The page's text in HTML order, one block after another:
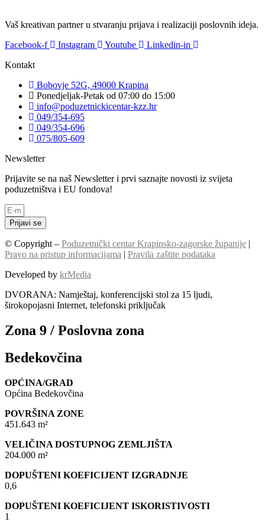
Vaš kreativan partner u stvaranju prijava i realizaciji poslovnih ideja.
Facebook-f
Instagram Youtube
Linkedin-in
Kontakt
Bobovje 52G, 49000 Krapina
Ponedjeljak-Petak od 07:00 do 15:00
info@poduzetnickicentar-kzz.hr
049/354-695
049/354-696
075/805-609
Newsletter
Prijavite se na naš Newsletter i prvi saznajte novosti iz svijeta
poduzetništva i EU fondova!
Prijavi se
© Copyright – Poduzetnički centar Krapinsko-zagorske županije |
Pravo na pristup informacijama | Pravila zaštite podataka
Developed by krMedia
DVORANA: Namještaj, konferencijski stol za 15 ljudi,
širokopojasni Internet, telefonski priključak
Zona 9 / Poslovna zona
Bedekovčina
OPĆINA/GRAD
Općina Bedekovčina
POVRŠINA ZONE
451.643 m²
VELIČINA DOSTUPNOG ZEMLJIŠTA
204.000 m²
DOPUŠTENI KOEFICIJENT IZGRADNJE
0,6
DOPUŠTENI KOEFICIJENT ISKORISTIVOSTI
1